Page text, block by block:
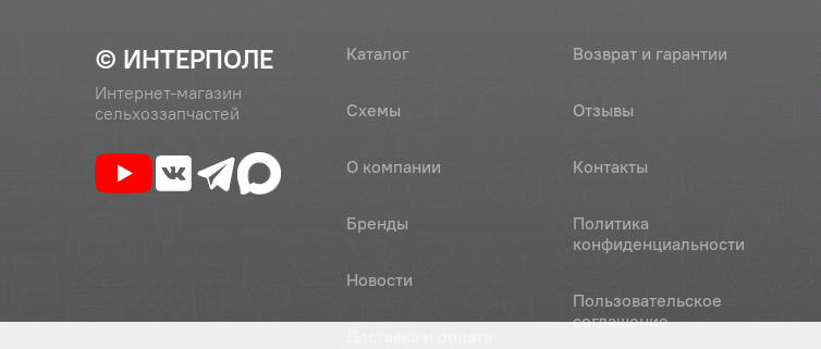
© ИНТЕРПОЛЕ
Интернет-магазин
сельхоззапчастей
Каталог
Схемы
О компании
Бренды
Новости
Возврат и гарантии
Отзывы
Контакты
Политика
конфиденциальности
Пользовательское
соглашение